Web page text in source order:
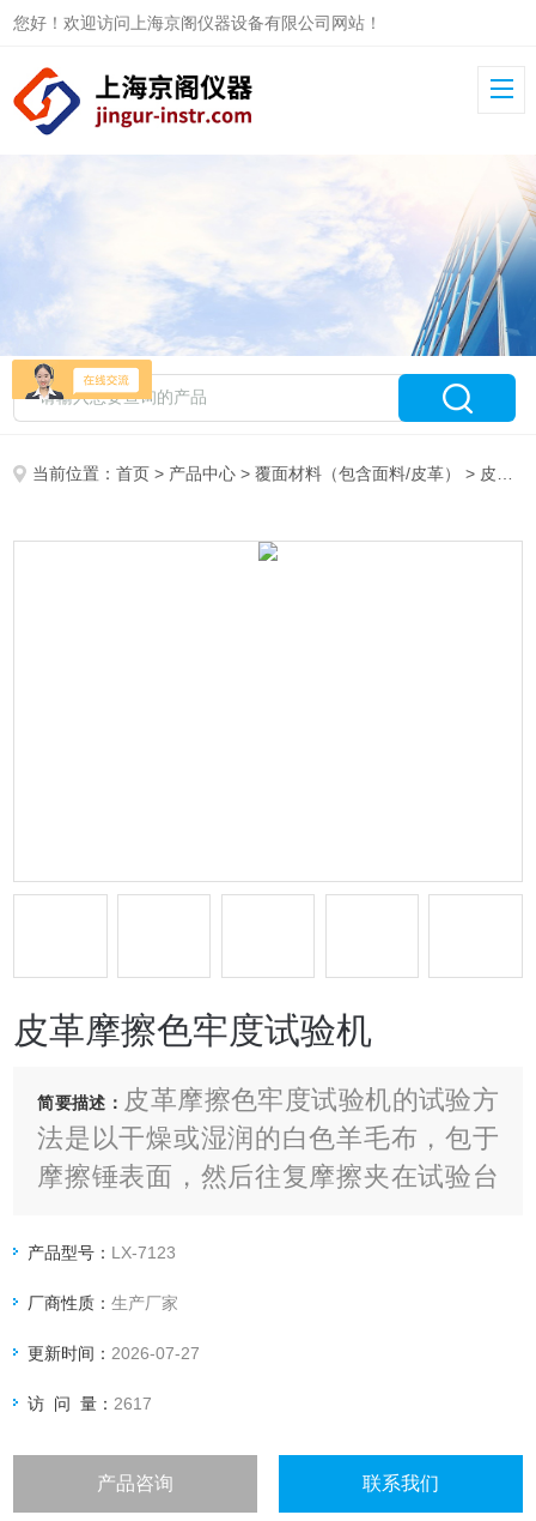
您好！欢迎访问上海京阁仪器设备有限公司网站！
当前位置：首页 > 产品中心 >覆面材料（包含面料/皮革） > 皮革摩擦色牢度试验机
皮革摩擦色牢度试验机
简要描述： 皮革摩擦色牢度试验机的试验方
法是以干燥或湿润的白色羊毛布，包于
摩擦锤表面，然后往复摩擦夹在试验台
或者湿润两种测试方法。
产品型号： LX-7123
厂商性质：生产厂家
更新时间： 2026-07-27
访 问 量： 2617
产品咨询 联系我们